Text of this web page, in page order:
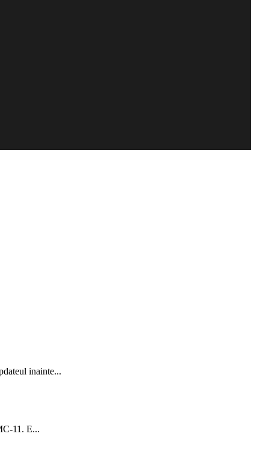
inainte...
11. E...